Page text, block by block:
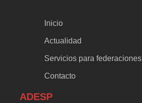
Inicio
Actualidad
Servicios para federaciones
Contacto
ADESP